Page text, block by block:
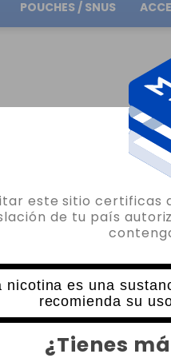
este sitio certificas
de tu país
nicotina es una
recomienda su
¿Tienes
Envío gratuitoen pedidos
POUCHES / SNUS
THUNDERHEAD
PYREX
0
3,20€
CANTIDAD
- +